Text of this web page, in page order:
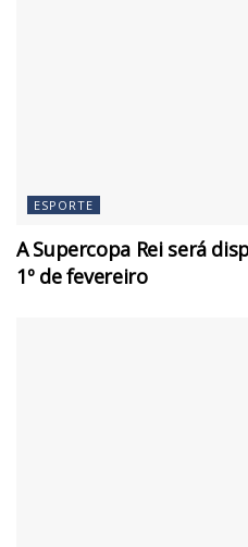
ESPORTE
A Supercopa Rei será
1º de fevereiro